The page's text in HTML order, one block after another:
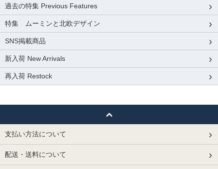
過去の特集 Previous Features
特集 ムーミンと北欧デザイン
SNS掲載商品
新入荷 New Arrivals
再入荷 Restock
支払い方法について
配送・送料について